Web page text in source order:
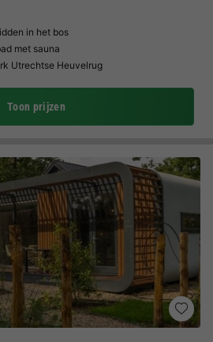
in het bos
met sauna
Utrechtse Heuvelrug
Toon prijzen